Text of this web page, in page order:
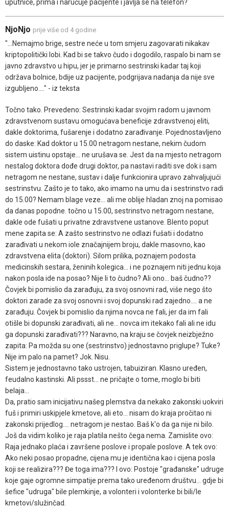
uputnice, prima i naručuje pacijente i javlja se na telefon?
NjoNjo prije više od 4 godine
"...Nemajmo brige, sestre neće u tom smjeru zagovarati nikakav
kriptopolitički lobi. Kad bi se takvo čudo i dogodilo, raspalo bi nam se
javno zdravstvo u hipu, jer je primarno sestrinski kadar taj koji
održava bolnice, bdije uz pacijente, podgrijava nadanja da nije sve
izgubljeno...." - iz teksta
Točno tako. Prevedeno: Sestrinski kadar svojim radom u javnom
zdravstvenom sustavu omogućava beneficije zdravstvenoj eliti,
dakle doktorima, fušarenje i dodatno zarađivanje. Pojednostavljeno
do daske: Kad doktor u 15.00 netragom nestane, nekim čudom
sistem uistinu opstaje... ne urušava se. Jest da na mjesto netragom
nestalog doktora dođe drugi doktor, pa nastavi raditi sve dok i sam
netragom ne nestane, sustav i dalje funkcionira upravo zahvaljujući
sestrinstvu. Zašto je to tako, ako imamo na umu da i sestrinstvo radi
do 15.00? Nemam blage veze... ali me oblije hladan znoj na pomisao
da danas popodne. točno u 15.00, sestrinstvo netragom nestane,
dakle ode fušati u privatne zdravstvene ustanove. Blento poput
mene zapita se: A zašto sestrinstvo ne odlazi fušati i dodatno
zarađivati u nekom iole značajnijem broju, dakle masovno, kao
zdravstvena elita (doktori). Silom prilika, poznajem podosta
medicinskih sestara, ženinih kolegica... i ne poznajem niti jednu koja
nakon posla ide na posao? Nije li to čudno? Ali ono... baš čudno??
Čovjek bi pomislio da zarađuju, za svoj osnovni rad, više nego što
doktori zarade za svoj osnovni i svoj dopunski rad zajedno.... a ne
zarađuju. Čovjek bi pomislio da njima novca ne fali, jer da im fali
otišle bi dopunski zarađivati, ali ne... novca im itekako fali ali ne idu
ga dopunski zarađivati??? Naravno, na kraju se čovjek neizbježno
zapita: Pa možda su one (sestrinstvo) jednostavno priglupe? Tuke?
Nije im palo na pamet? Jok. Nisu.
Sistem je jednostavno tako ustrojen, tabuiziran. Klasno uređen,
feudalno kastinski. Ali pssst... ne pričajte o tome, moglo bi biti
belaja...
Da, pratio sam inicijativu našeg plemstva da nekako zakonski uokviri
fuš i primiri uskipjele kmetove, ali eto... nisam do kraja pročitao ni
zakonski prijedlog.... netragom je nestao. Baš k'o da ga nije ni bilo.
Još da vidim koliko je raja platila nešto čega nema. Zamislite ovo:
Raja jednako plaća i završene poslove i propale poslove. A tek ovo:
Ako neki posao propadne, cijena mu je identična kao i cijena posla
koji se realizira??? Đe toga ima??? I ovo: Postoje "građanske" udruge
koje gaje ogromne simpatije prema tako uređenom društvu... gdje bi
šefice "udruga" bile plemkinje, a volonteri i volonterke bi bili/le
kmetovi/služinčad.